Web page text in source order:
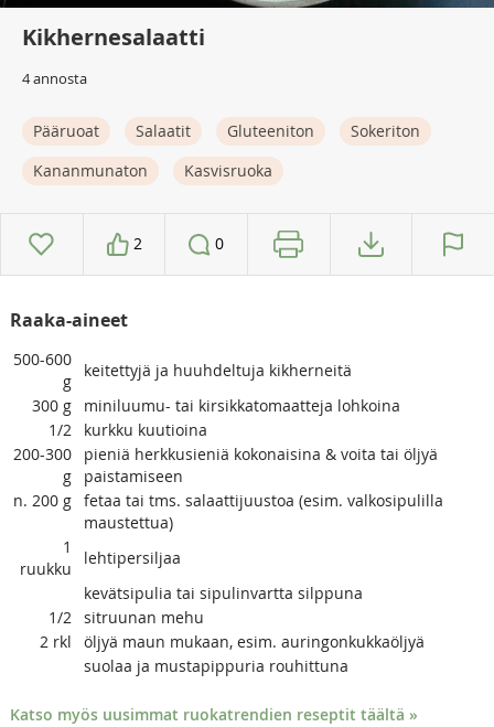
Kikhernesalaatti
4 annosta
Pääruoat Salaatit Gluteeniton
Sokeriton
Kananmunaton
Kasvisruoka
2 0
Raaka-aineet
500-600
g
keitettyjä ja huuhdeltuja kikherneitä
300 g
miniluumu- tai kirsikkatomaatteja lohkoina
1/2
kurkku kuutioina
200-300
g
pieniä herkkusieniä kokonaisina & voita tai öljyä
paistamiseen
n. 200 g fetaa tai tms. salaattijuustoa (esim. valkosipulilla
maustettua)
1
ruukku
lehtipersiljaa
kevätsipulia tai sipulinvartta silppuna
1/2 sitruunan mehu
2 rkl
öljyä maun mukaan, esim. auringonkukkaöljyä
suolaa ja mustapippuria rouhittuna
Katso myös uusimmat ruokatrendien reseptit täältä »